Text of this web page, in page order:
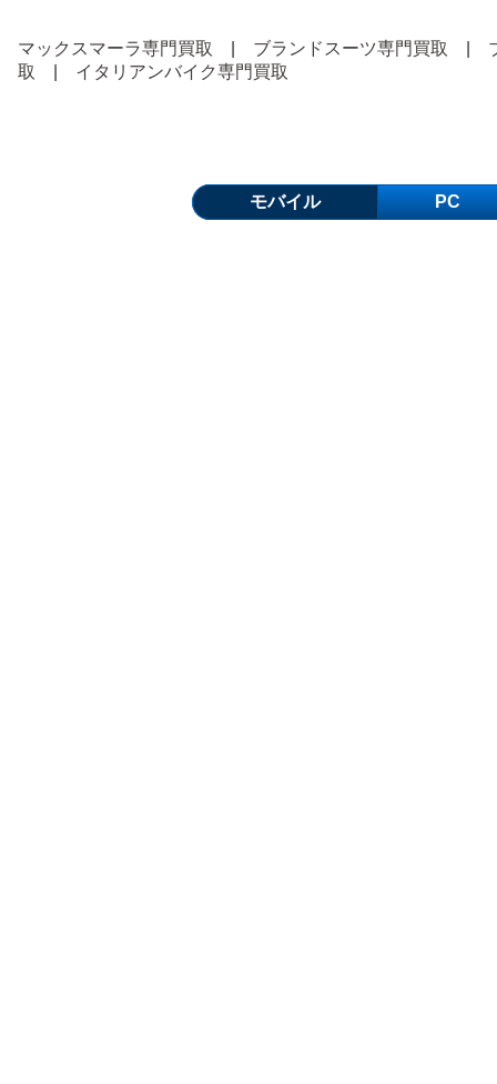
マックスマーラ専門買取 ブランドスーツ専門買取
取
イタリアンバイク専門買取
モバイル PC